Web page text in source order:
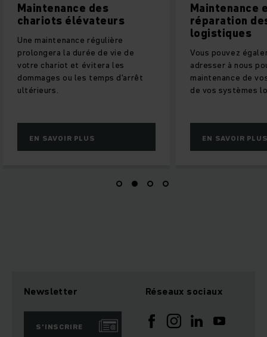
des
régulière
durée de vie de
et évitera les
les temps d'arrêt
PLUS
Maintenance et
réparation des systèmes
Vous pouvez également vous
adresser à nous pour la
maintenance de vos rayonnages et
de vos systèmes logistiques.
EN SAVOIR PLUS
Newsletter
S’INSCRIRE
Réseaux sociaux